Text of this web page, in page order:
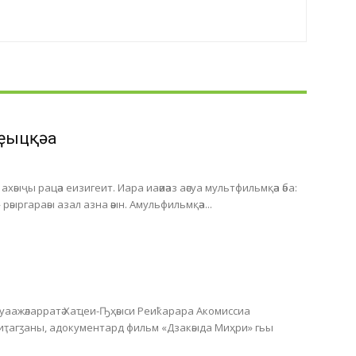
рацәа еизигеит. Иара иаәиәаз аәсуа мультфильмқәа әба:
азал азна әәын. Амульфильмқәа...
Хаҵеи-Ҧҳәыси Реиҟарара Акомиссиа
адокументард фильм «Дзакәыда Миҳри» гьы